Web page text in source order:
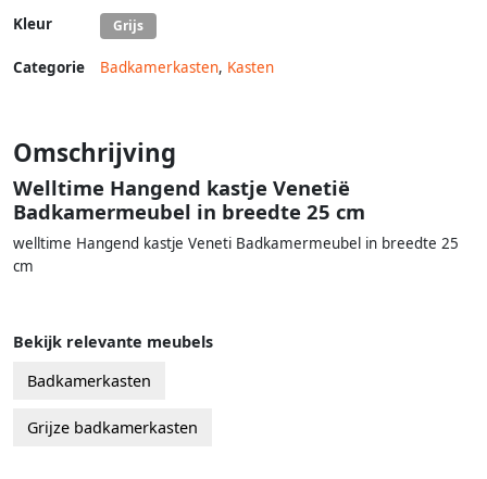
Kleur Grijs
Categorie Badkamerkasten, Kasten
Omschrijving
Welltime Hangend kastje Venetië
Badkamermeubel in breedte 25 cm
welltime Hangend kastje Veneti Badkamermeubel in breedte 25
cm
Bekijk relevante meubels
Badkamerkasten
Grijze badkamerkasten